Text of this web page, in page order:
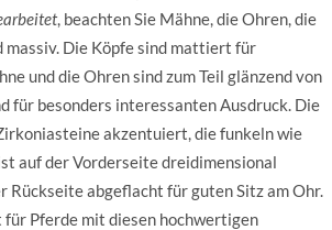
, beachten Sie Mähne, die Ohren, die
massiv. Die Köpfe sind mattiert für
und die Ohren sind zum Teil glänzend von
für besonders interessanten Ausdruck. Die
akzentuiert, die funkeln wie
auf der Vorderseite dreidimensional
Rückseite abgeflacht für guten Sitz am Ohr.
für Pferde mit diesen hochwertigen